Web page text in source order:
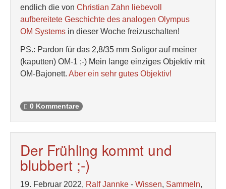
endlich die von Christian Zahn liebevoll
aufbereitete Geschichte des analogen Olympus
OM Systems in dieser Woche freizuschalten!
PS.: Pardon für das 2,8/35 mm Soligor auf meiner
(kaputten) OM-1 ;-) Mein lange einziges Objektiv mit
OM-Bajonett. Aber ein sehr gutes Objektiv!
0 Kommentare
Der Frühling kommt und
blubbert ;-)
19. Februar 2022, Ralf Jannke - Wissen, Sammeln,